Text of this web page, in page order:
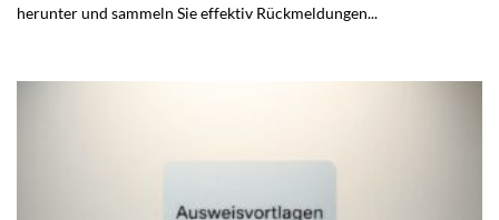
herunter und sammeln Sie effektiv Rückmeldungen...